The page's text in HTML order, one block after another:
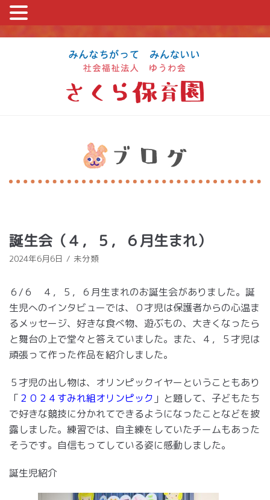
コ
プ
誕生会（４，５，６月生まれ）
2024年6月6日 未分類
６/６ ４，５，６月生まれのお誕生会がありました。誕
生児へのインタビューでは、０才児は保護者からの心温ま
るメッセージ、好きな食べ物、遊ぶもの、大きくなったら
と舞台の上で堂々と答えていました。また、４，５才児は
頑張って作った作品を紹介しました。
５才児の出し物は、オリンピックイヤーということもあり
「 ２０２４すみれ組オリンピック 」と題して、子どもたち
で好きな競技に分かれてできるようになったことなどを披
露しました。練習では、自主練をしていたチームもあった
そうです。自信もってしている姿に感動しました。
誕生児紹介